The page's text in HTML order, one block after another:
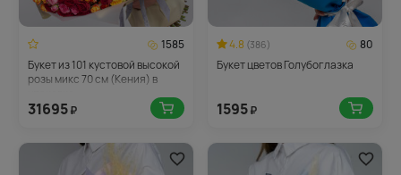
1585
Букет из 101 кустовой высокой
розы микс 70 см (Кения) в
31695₽
4.8 (386)
80
Букет цветов Голубоглазка
1595₽